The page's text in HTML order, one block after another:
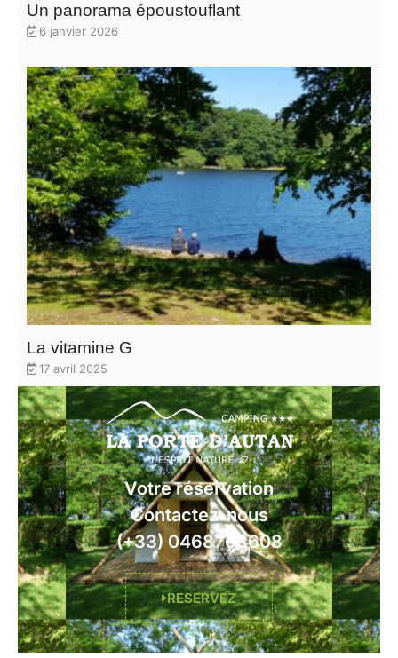
Un panorama époustouflant
6 janvier 2026
La vitamine G
17 avril 2025
Votre réservation
Contactez-nous
(+33) 0468763608
RESERVEZ